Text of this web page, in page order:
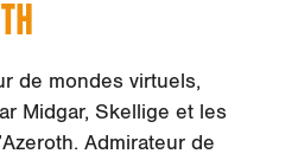
de mondes virtuels,
Midgar, Skellige et les
Admirateur de